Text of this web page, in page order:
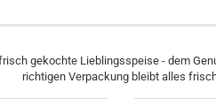
gekochte Lieblingsspeise - dem
richtigen Verpackung bleibt alles